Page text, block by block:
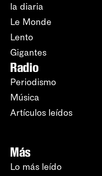
la diaria
Le Monde
Lento
Gigantes
Radio
Periodismo
Música
Artículos leídos
Más
Lo más leído